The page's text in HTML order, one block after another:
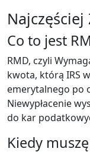
Co to jest
RMD, czyli
kwota, którą IRS
emerytalnego po
Niewypłacenie
do kar
Kiedy